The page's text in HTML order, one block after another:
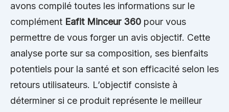
avons compilé toutes les informations sur le
complément Eafit Minceur 360 pour vous
permettre de vous forger un avis objectif. Cette
analyse porte sur sa composition, ses bienfaits
potentiels pour la santé et son efficacité selon les
retours utilisateurs. L’objectif consiste à
déterminer si ce produit représente le meilleur